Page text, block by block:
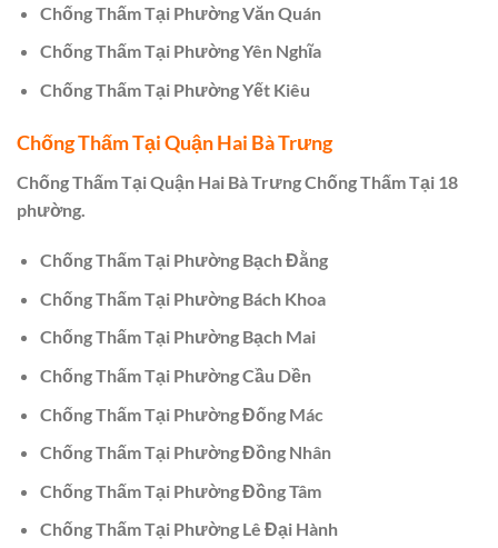
Chống Thấm Tại Phường Văn Quán
Chống Thấm Tại Phường Yên Nghĩa
Chống Thấm Tại Phường Yết Kiêu
Chống Thấm Tại Quận Hai Bà Trưng
Chống Thấm Tại Quận Hai Bà Trưng Chống Thấm Tại 18
phường.
Chống Thấm Tại Phường Bạch Đằng
Chống Thấm Tại Phường Bách Khoa
Chống Thấm Tại Phường Bạch Mai
Chống Thấm Tại Phường Cầu Dền
Chống Thấm Tại Phường Đống Mác
Chống Thấm Tại Phường Đồng Nhân
Chống Thấm Tại Phường Đồng Tâm
Chống Thấm Tại Phường Lê Đại Hành